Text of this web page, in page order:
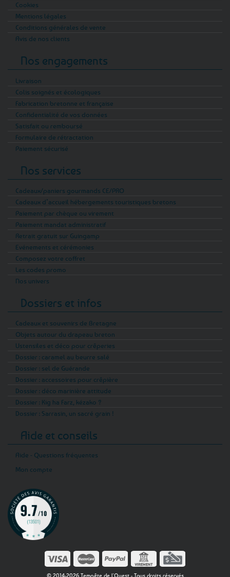
Cookies
Mentions légales
Conditions générales de vente
Avis de nos clients
Nos engagements
Livraison
Colis soignés et écologiques
Fabrication bretonne et française
Confidentialité de vos données
Satisfait ou remboursé
Formulaire de rétractation
Paiement sécurisé
Nos services
Cadeaux/paniers gourmands CE/PRO
Cadeaux d’accueil hébergements touristiques bretons
Paiement par chèque ou virement
Paiement mandat administratif
Retrait gratuit sur Guingamp
Evénements et cérémonies
Composez votre coffret
Les codes promo
Nos univers
Dossiers et infos
Cadeaux et souvenirs de Bretagne
Objets autour du drapeau breton
Ustensiles et déco pour crêperies
Dossier : caramel au beurre salé
Dossier : sel de Guérande
Dossier : accessoires pour crêpière
Dossier : déco marinière attitude
Dossier : Kig ha Farz, kézako ?
Dossier : Sarrasin, un sacré grain !
Aide et conseils
Aide - Questions fréquentes
Mon compte
© 2014-2026 Tempête de l'Ouest - Tous droits réservés